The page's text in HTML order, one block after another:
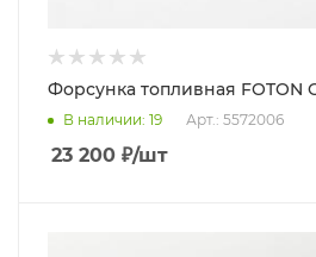
Форсунка топливная FOTON
В наличии: 19 Арт.: 5572006
23 200 ₽/шт